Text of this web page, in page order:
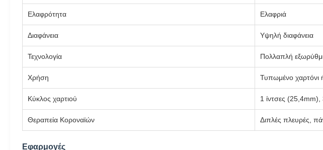
Ελαφρότητα Ελαφριά
Διαφάνεια Υψηλή διαφάνεια
Τεχνολογία Πολλαπλή
Χρήση Τυπωμένο χαρτόνι
Κύκλος χαρτιού 1 ίντσες (25,4mm),
Θεραπεία Κοροναϊών Διπλές πλευρές,
Εφαρμογές